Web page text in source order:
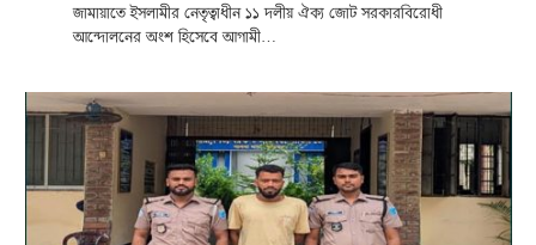
জামায়াতে ইসলামীর নেতৃত্বাধীন ১১ দলীয় ঐক্য জোট সরকারবিরোধী
আন্দোলনের অংশ হিসেবে আগামী…